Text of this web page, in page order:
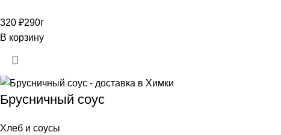
320 ₽290г
В корзину
Брусничный соус
Хлеб и соусы